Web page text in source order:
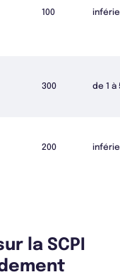
100
300 de 1 à
200
la SCPI